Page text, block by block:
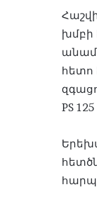
խմբի
հետո
PS